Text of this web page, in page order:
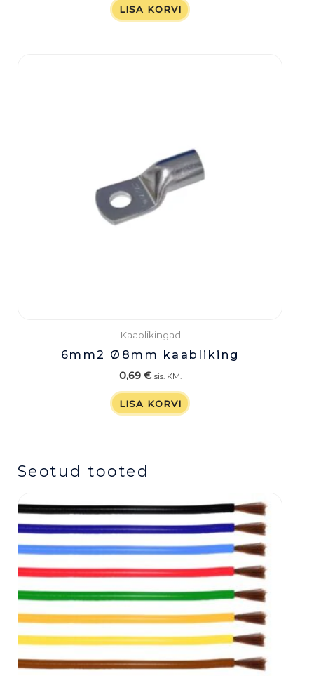
LISA KORVI
Kaablikingad
6mm2 Ø8mm kaabliking
0,69 € sis. KM.
LISA KORVI
Seotud tooted